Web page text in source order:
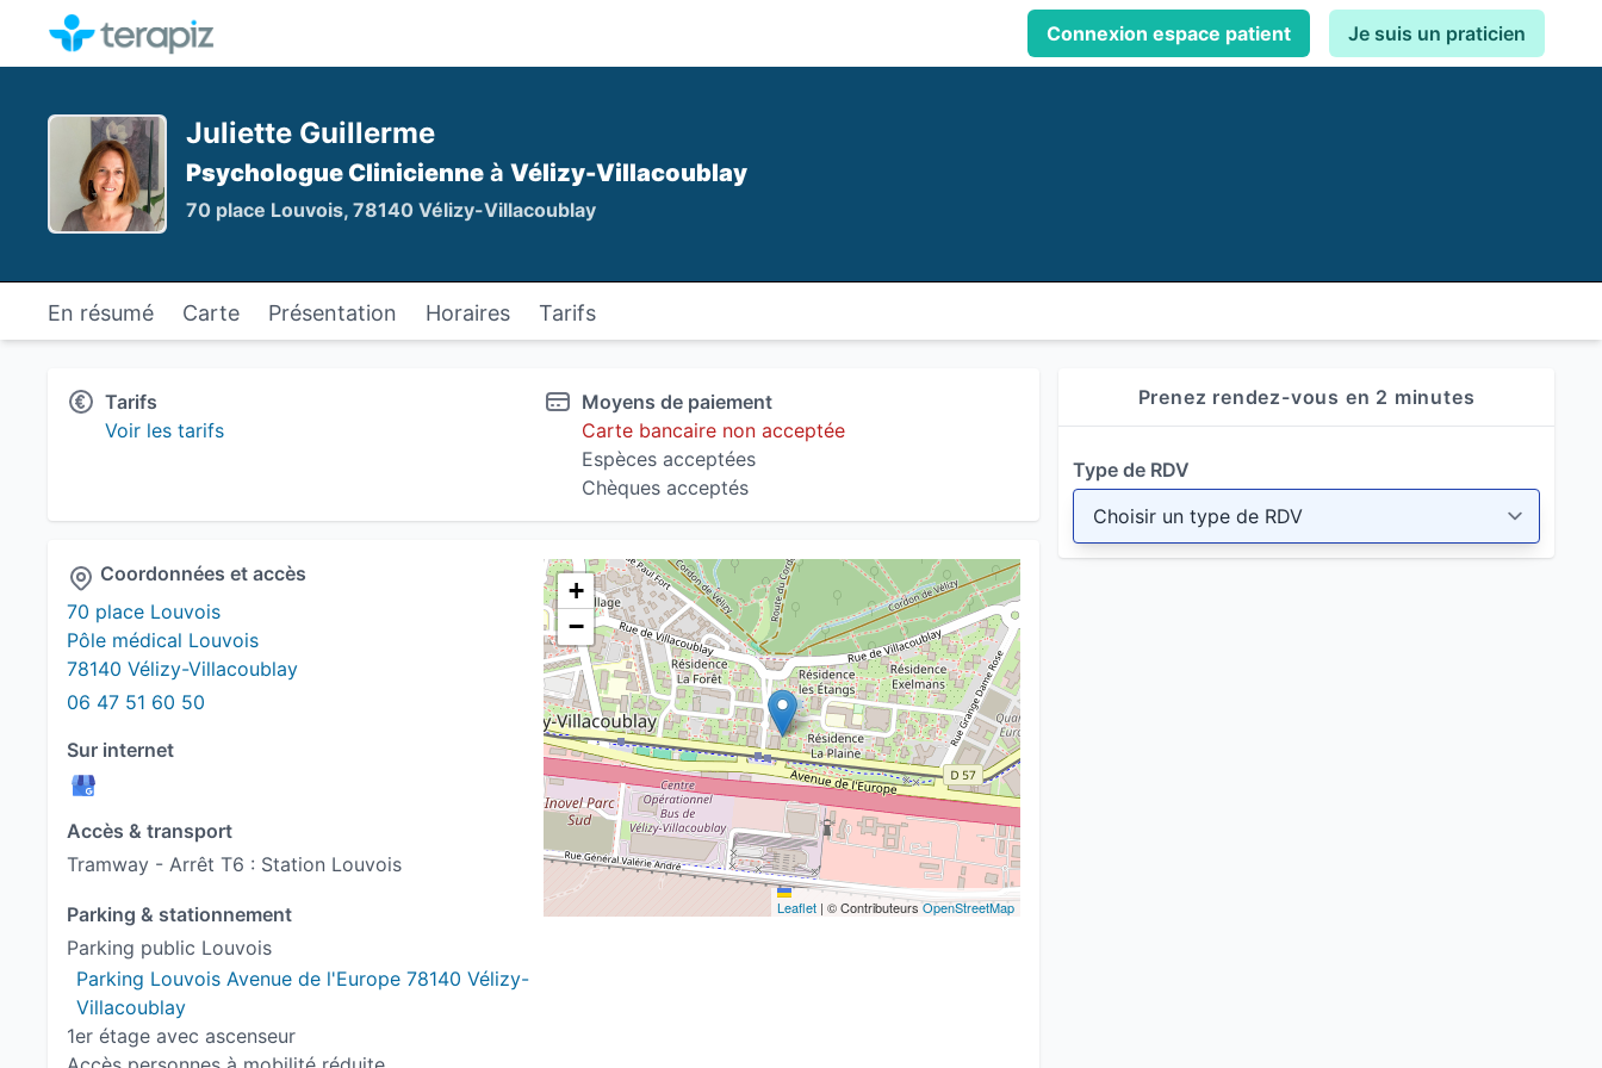
Connexion espace patient Je suis un praticien
Juliette Guillerme
Psychologue Clinicienne à Vélizy-Villacoublay
70 place Louvois, 78140 Vélizy-Villacoublay
En résumé Carte Présentation Horaires Tarifs
Tarifs
Voir les tarifs
Moyens de paiement
Carte bancaire non acceptée
Espèces acceptées
Chèques acceptés
Coordonnées et accès
70 place Louvois
Pôle médical Louvois
78140 Vélizy-Villacoublay
06 47 51 60 50
Sur internet
Accès & transport
Tramway - Arrêt T6 : Station Louvois
Parking & stationnement
Parking public Louvois
Parking Louvois Avenue de l'Europe 78140 Vélizy-
Villacoublay
1er étage avec ascenseur
+
−
Leaflet | © ContributeursOpenStreetMap
Prenez rendez-vous en 2 minutes
Type de RDV